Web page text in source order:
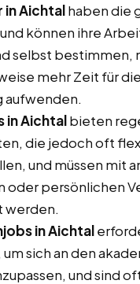
in Aichtalhaben die
können ihre
selbst bestimmen,
mehr Zeit für
aufwenden.
in Aichtalbieten
die jedoch oft
und müssen mit
oder persönlichen
werden.
in Aichtal
sich an den
und sind